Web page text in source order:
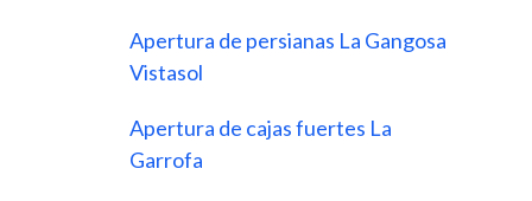
Apertura de persianas La Gangosa
Vistasol
Apertura de cajas fuertes La
Garrofa